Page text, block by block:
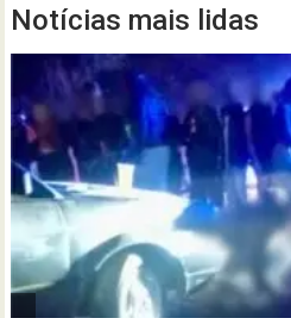
Notícias mais lidas